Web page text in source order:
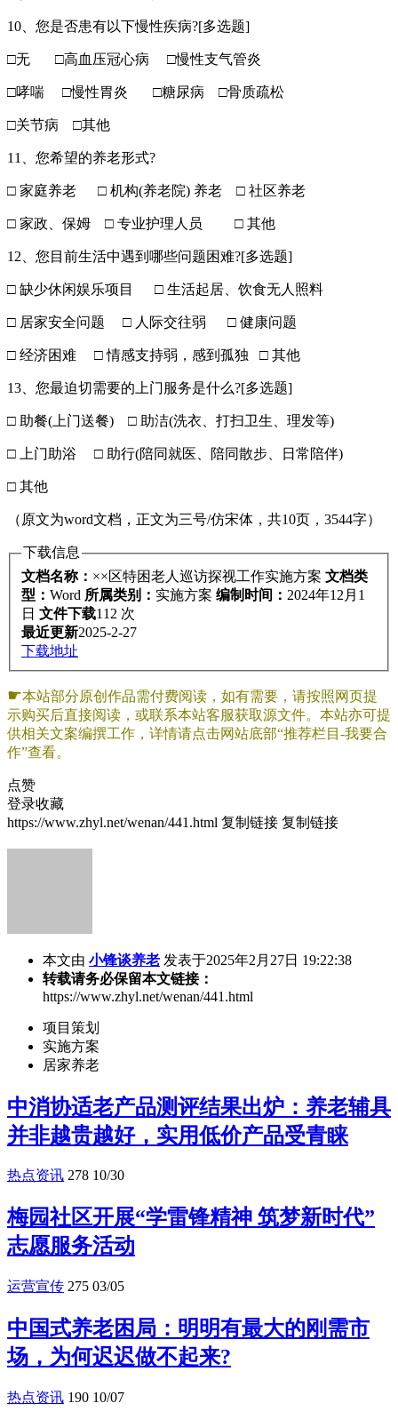
10、您是否患有以下慢性疾病?[多选题]
□无 □高血压冠心病 □慢性支气管炎
□哮喘 □慢性胃炎 □糖尿病 □骨质疏松
□关节病 □其他
11、您希望的养老形式?
□ 家庭养老 □ 机构(养老院) 养老 □ 社区养老
□ 家政、保姆 □ 专业护理人员 □ 其他
12、您目前生活中遇到哪些问题困难?[多选题]
□ 缺少休闲娱乐项目 □ 生活起居、饮食无人照料
□ 居家安全问题 □ 人际交往弱 □ 健康问题
□ 经济困难 □ 情感支持弱，感到孤独 □ 其他
13、您最迫切需要的上门服务是什么?[多选题]
□ 助餐(上门送餐) □ 助洁(洗衣、打扫卫生、理发等)
□ 上门助浴 □ 助行(陪同就医、陪同散步、日常陪伴)
□ 其他
（原文为word文档，正文为三号/仿宋体，共10页，3544字）
下载信息
文档名称： ××区特困老人巡访探视工作实施方案 文档类
型： Word 所属类别： 实施方案 编制时间： 2024年12月1
日 文件下载112 次
最近更新2025-2-27
下载地址
☛本站部分原创作品需付费阅读，如有需要，请按照网页提
示购买后直接阅读，或联系本站客服获取源文件。本站亦可提
供相关文案编撰工作，详情请点击网站底部“推荐栏目-我要合
作”查看。
点赞
登录收藏
https://www.zhyl.net/wenan/441.html 复制链接 复制链接
本文由 小锋谈养老 发表于2025年2月27日 19:22:38
转载请务必保留本文链接：
https://www.zhyl.net/wenan/441.html
项目策划
实施方案
居家养老
中消协适老产品测评结果出炉：养老辅具
并非越贵越好，实用低价产品受青睐
热点资讯 278 10/30
梅园社区开展“学雷锋精神 筑梦新时代”
志愿服务活动
运营宣传 275 03/05
中国式养老困局：明明有最大的刚需市
场，为何迟迟做不起来?
热点资讯 190 10/07